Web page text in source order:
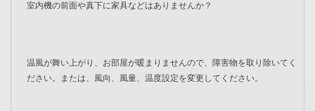
室内機の前面や真下に家具などはありませんか？
温風が舞い上がり、お部屋が暖まりませんので、障害物を取り除いてく
ださい。または、風向、風量、温度設定を変更してください。